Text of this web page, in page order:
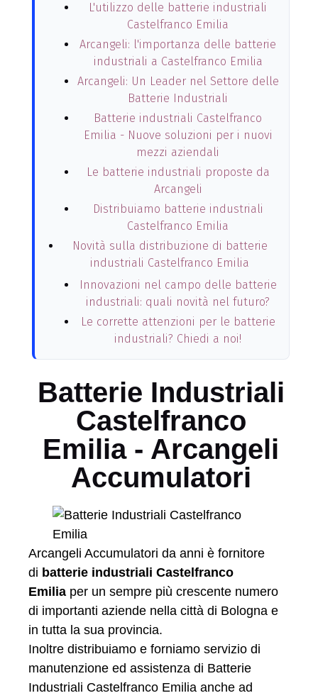
L'utilizzo delle batterie industriali
Castelfranco Emilia
Arcangeli: l'importanza delle batterie
industriali a Castelfranco Emilia
Arcangeli: Un Leader nel Settore delle
Batterie Industriali
Batterie industriali Castelfranco
Emilia - Nuove soluzioni per i nuovi
mezzi aziendali
Le batterie industriali proposte da
Arcangeli
Distribuiamo batterie industriali
Castelfranco Emilia
Novità sulla distribuzione di batterie
industriali Castelfranco Emilia
Innovazioni nel campo delle batterie
industriali: quali novità nel futuro?
Le corrette attenzioni per le batterie
industriali? Chiedi a noi!
Batterie Industriali
Castelfranco
Emilia - Arcangeli
Accumulatori
Arcangeli Accumulatori da anni è fornitore
di batterie industriali Castelfranco
Emilia per un sempre più crescente numero
di importanti aziende nella città di Bologna e
in tutta la sua provincia.
Inoltre distribuiamo e forniamo servizio di
manutenzione ed assistenza di Batterie
Industriali Castelfranco Emilia anche ad